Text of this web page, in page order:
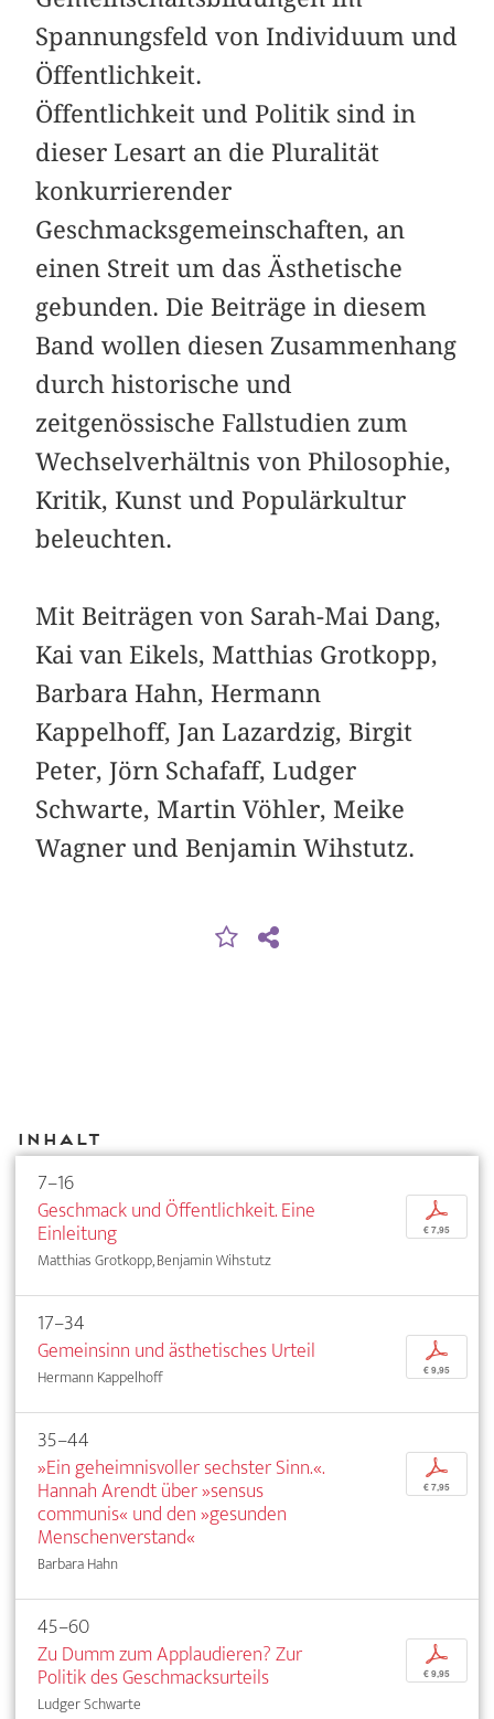
Spannungsfeld von Individuum und
Öffentlichkeit.
Öffentlichkeit und Politik sind in
dieser Lesart an die Pluralität
konkurrierender
Geschmacksgemeinschaften, an
einen Streit um das Ästhetische
gebunden. Die Beiträge in diesem
Band wollen diesen Zusammenhang
durch historische und
zeitgenössische Fallstudien zum
Wechselverhältnis von Philosophie,
Kritik, Kunst und Populärkultur
beleuchten.
Mit Beiträgen von Sarah-Mai Dang,
Kai van Eikels, Matthias Grotkopp,
Barbara Hahn, Hermann
Kappelhoff, Jan Lazardzig, Birgit
Peter, Jörn Schafaff, Ludger
Schwarte, Martin Vöhler, Meike
Wagner und Benjamin Wihstutz.
Inhalt
7–16
Geschmack und Öffentlichkeit. Eine
Einleitung
Matthias Grotkopp, Benjamin Wihstutz
p
€ 7,95
17–34
Gemeinsinn und ästhetisches Urteil
Hermann Kappelhoff
p
€ 9,95
35–44
»Ein geheimnisvoller sechster Sinn.«.
Hannah Arendt über »sensus
communis« und den »gesunden
Menschenverstand«
Barbara Hahn
p
€ 7,95
45–60
Zu Dumm zum Applaudieren? Zur
Politik des Geschmacksurteils
Ludger Schwarte
p
€ 9,95